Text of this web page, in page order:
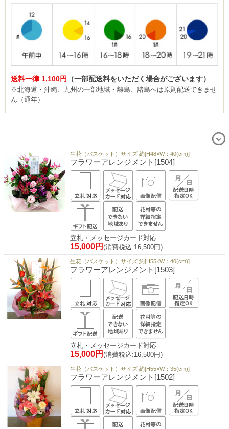
送料一律 1,100円 （一部配送料をいただく場合がございます）
※北海道・沖縄、九州の一部地域・離島、諸島へは原則配送できませ
ん（通年）
生花（バスケット）サイズ 約[H48×W：40(cm)]
フラワーアレンジメント[1504]
立札・メッセージカード対応
15,000円 (消費税込:16,500円)
生花（バスケット）サイズ 約[H55×W：40(cm)]
フラワーアレンジメント[1503]
立札・メッセージカード対応
15,000円 (消費税込:16,500円)
生花（バスケット）サイズ 約[H55×W：35(cm)]
フラワーアレンジメント[1502]